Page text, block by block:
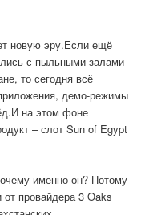
новую эру.Если ещё
с пыльными залами
то сегодня всё
демо-режимы
на этом фоне
– слот Sun of Egypt
именно он? Потому
от провайдера 3 Oaks